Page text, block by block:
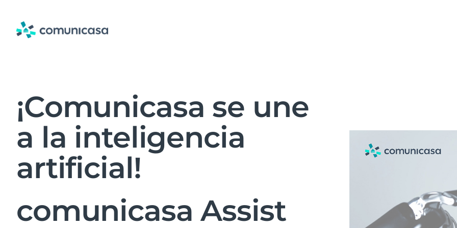
content
¡Comunicasa se une
a la inteligencia
artificial!
comunicasa Assist